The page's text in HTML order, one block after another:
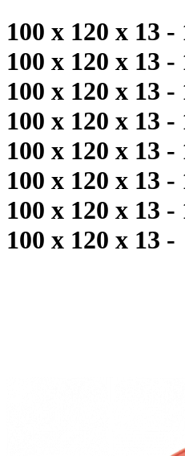
100 x 120 x 13 -
100 x 120 x 13 -
100 x 120 x 13 -
100 x 120 x 13 -
100 x 120 x 13 -
100 x 120 x 13 -
100 x 120 x 13 -
100 x 120 x 13 -